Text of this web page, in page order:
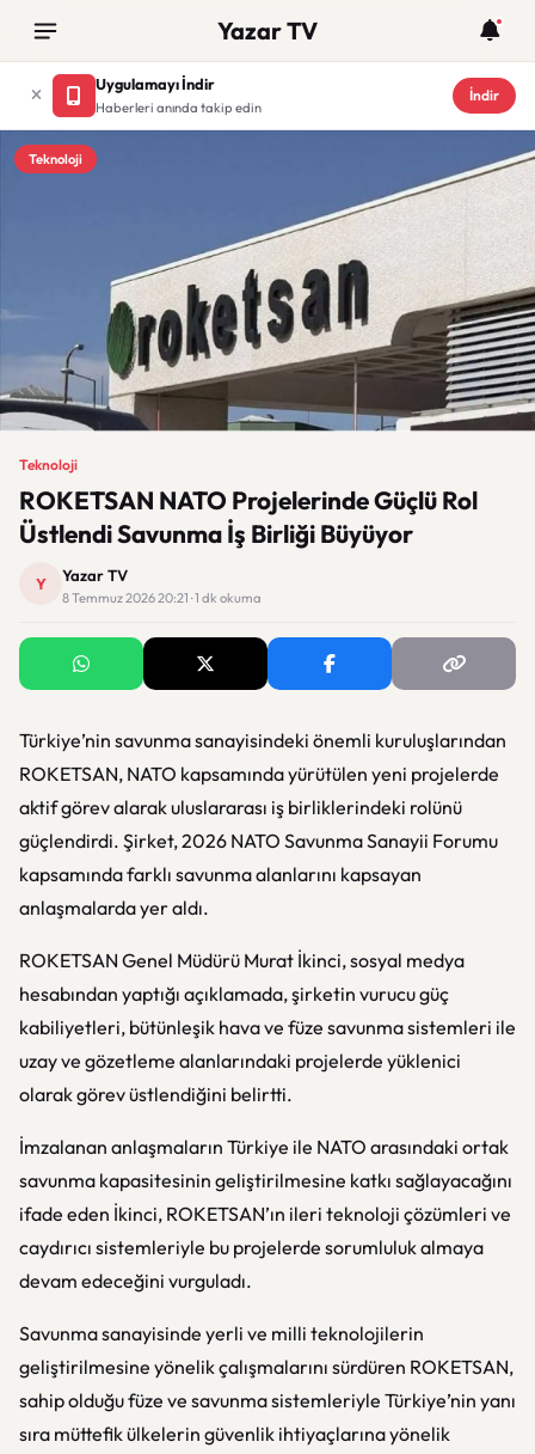
Yazar TV
Uygulamayı İndir
Haberleri anında takip edin
İndir
Teknoloji
Teknoloji
ROKETSAN NATO Projelerinde Güçlü Rol
Üstlendi Savunma İş Birliği Büyüyor
Y Yazar TV
8 Temmuz 2026 20:21 · 1 dk okuma
Türkiye’nin savunma sanayisindeki önemli kuruluşlarından
ROKETSAN, NATO kapsamında yürütülen yeni projelerde
aktif görev alarak uluslararası iş birliklerindeki rolünü
güçlendirdi. Şirket, 2026 NATO Savunma Sanayii Forumu
kapsamında farklı savunma alanlarını kapsayan
anlaşmalarda yer aldı.
ROKETSAN Genel Müdürü Murat İkinci, sosyal medya
hesabından yaptığı açıklamada, şirketin vurucu güç
kabiliyetleri, bütünleşik hava ve füze savunma sistemleri ile
uzay ve gözetleme alanlarındaki projelerde yüklenici
olarak görev üstlendiğini belirtti.
İmzalanan anlaşmaların Türkiye ile NATO arasındaki ortak
savunma kapasitesinin geliştirilmesine katkı sağlayacağını
ifade eden İkinci, ROKETSAN’ın ileri teknoloji çözümleri ve
caydırıcı sistemleriyle bu projelerde sorumluluk almaya
devam edeceğini vurguladı.
Savunma sanayisinde yerli ve milli teknolojilerin
geliştirilmesine yönelik çalışmalarını sürdüren ROKETSAN,
sahip olduğu füze ve savunma sistemleriyle Türkiye’nin yanı
sıra müttefik ülkelerin güvenlik ihtiyaçlarına yönelik